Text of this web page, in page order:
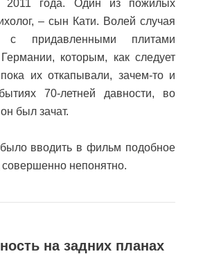
2011 года. Один из пожилых
– сын Кати. Волей случая
с придавленными плитами
которым, как следует
их откапывали, зачем-то и
70-летней давности, во
был зачат.
вводить в фильм подобное
непонятно.
на задних планах